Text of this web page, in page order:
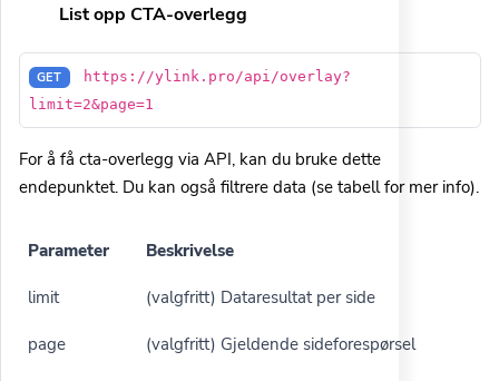
List opp CTA-overlegg
GET
https://ylink.pro/api/overlay?
limit=2&page=1
For å få cta-overlegg via API, kan du bruke dette
endepunktet. Du kan også filtrere data (se tabell for mer info).
Parameter Beskrivelse
limit (valgfritt) Dataresultat per side
page (valgfritt) Gjeldende sideforespørsel